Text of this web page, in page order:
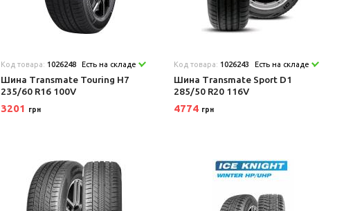
Код товара: 1026248 Есть на складе
Шина Transmate Touring H7
235/60 R16 100V
3201 грн
Код товара: 1026243 Есть на складе
Шина Transmate Sport D1
285/50 R20 116V
4774 грн